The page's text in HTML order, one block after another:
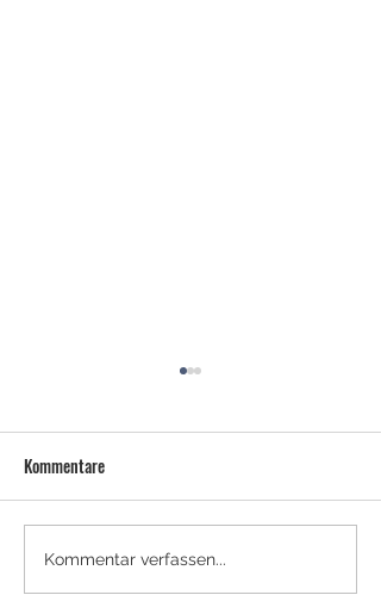
NEUES TRAINERTEAM FÜR DIE
Kommentare
Kommentar verfassen...